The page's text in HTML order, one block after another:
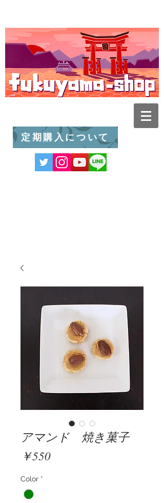
定期購入について
アマンド 焼き菓子
￥550価
Color *